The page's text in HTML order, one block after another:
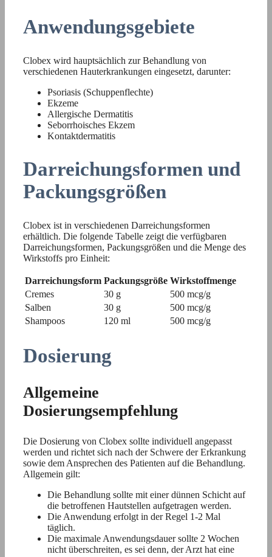
Anwendungsgebiete
Clobex wird hauptsächlich zur Behandlung von
verschiedenen Hauterkrankungen eingesetzt, darunter:
Psoriasis (Schuppenflechte)
Ekzeme
Allergische Dermatitis
Seborrhoisches Ekzem
Kontaktdermatitis
Darreichungsformen und
Packungsgrößen
Clobex ist in verschiedenen Darreichungsformen
erhältlich. Die folgende Tabelle zeigt die verfügbaren
Darreichungsformen, Packungsgrößen und die Menge des
Wirkstoffs pro Einheit:
Darreichungsform Packungsgröße Wirkstoffmenge
Cremes
30 g
500 mcg/g
Salben
30 g
500 mcg/g
Shampoos
120 ml 500 mcg/g
Dosierung
Allgemeine
Dosierungsempfehlung
Die Dosierung von Clobex sollte individuell angepasst
werden und richtet sich nach der Schwere der Erkrankung
sowie dem Ansprechen des Patienten auf die Behandlung.
Allgemein gilt:
Die Behandlung sollte mit einer dünnen Schicht auf
die betroffenen Hautstellen aufgetragen werden.
Die Anwendung erfolgt in der Regel 1-2 Mal
täglich.
Die maximale Anwendungsdauer sollte 2 Wochen
nicht überschreiten, es sei denn, der Arzt hat eine